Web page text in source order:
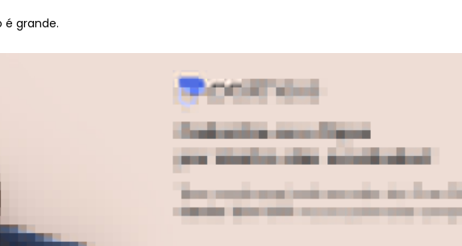
é grande.
Ver todas as avaliações
-40%